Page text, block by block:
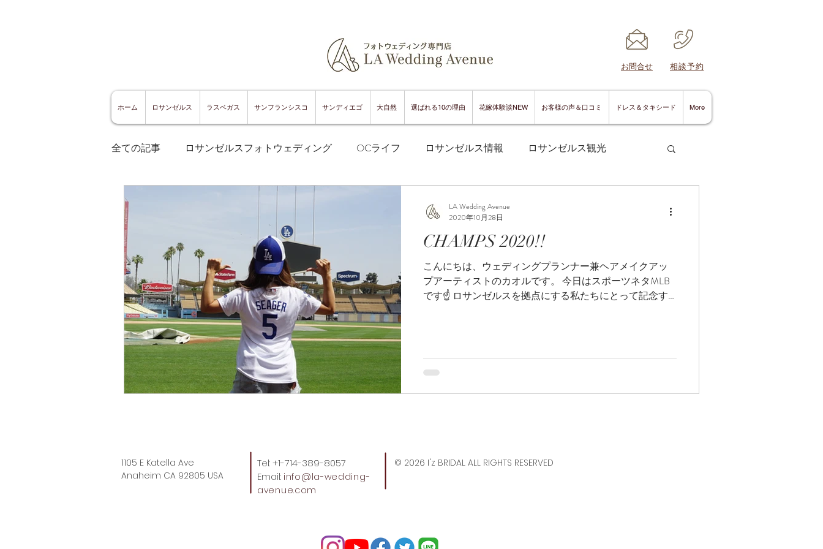
​お問合せ ​相談予約
ホーム ロサンゼルス ラスベガス サンフランシスコ サンディエゴ 大自然 選ばれる10の理由 花嫁体験談NEW お客様の声＆口コミ ドレス＆タキシード More
全ての記事 ロサンゼルスフォトウェディング OCライフ ロサンゼルス情報 ロサンゼルス観光
サンフランシスコ観光 サンフランシスコグルメ サンディエゴフォトウェディング
サンディエゴ観光 サンディエゴグルメ ラスベガスフォトウェディング ラスベガス情報
ラスベガス観光 ラスベガスグルメ ハワイフォトウェディング
ハワイグルメ ロサンゼルスウェディング サンフランシスコウェディング サンディエゴウェディング
ウェディングプランナーの1日 LA WEDDING AVENUEスタッフの1日
CHAMPS 2020!!
こんにちは、ウェディングプランナー兼ヘアメイクアッ
プアーティストのカオルです。 今日はスポーツネタMLB
です☝ ロサンゼルスを拠点にする私たちにとって記念す
LA Wedding Avenue
2020年10月28日
1105 E Katella Ave
Anaheim CA 92805 USA
Tel: +1-714-389-8057
Email: info@la-wedding-
avenue.com
© 2026 I'z BRIDAL ALL RIGHTS RESERVED